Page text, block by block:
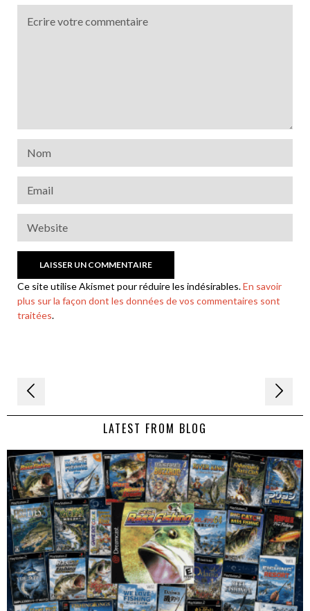
Ce site utilise Akismet pour réduire les indésirables.En savoir
plus sur la façon dont les données de vos commentaires sont
traitées.
Navigation
de LATEST FROM BLOG